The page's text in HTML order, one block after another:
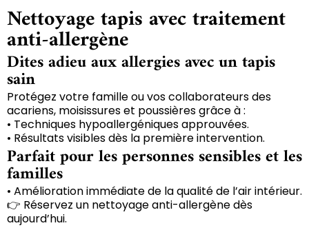
Nettoyage tapis avec traitement
anti-allergène
Dites adieu aux allergies avec un tapis
sain
Protégez votre famille ou vos collaborateurs des
acariens, moisissures et poussières grâce à :
• Techniques hypoallergéniques approuvées.
• Résultats visibles dès la première intervention.
Parfait pour les personnes sensibles et les
familles
• Amélioration immédiate de la qualité de l’air intérieur.
👉 Réservez un nettoyage anti-allergène dès
aujourd’hui.